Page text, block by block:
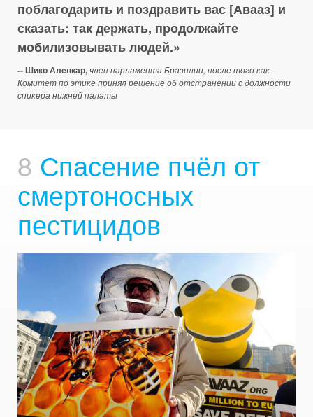
поблагодарить и поздравить вас [Авааз] и
сказать: так держать, продолжайте
мобилизовывать людей.
-- Шико Аленкар,член парламента Бразилии, после того как
Комитет по этике принял решение об отстранении с должности
спикера нижней палаты
8 Спасение пчёл от
смертоносных
пестицидов